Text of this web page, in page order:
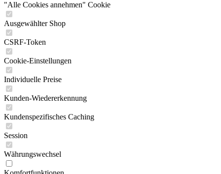
"Alle Cookies annehmen" Cookie
Ausgewählter Shop
CSRF-Token
Cookie-Einstellungen
Individuelle Preise
Kunden-Wiedererkennung
Kundenspezifisches Caching
Session
Währungswechsel